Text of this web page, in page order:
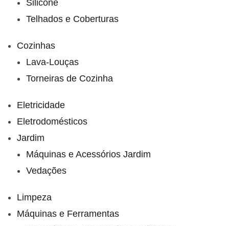
Silicone
Telhados e Coberturas
Cozinhas
Lava-Louças
Torneiras de Cozinha
Eletricidade
Eletrodomésticos
Jardim
Máquinas e Acessórios Jardim
Vedações
Limpeza
Máquinas e Ferramentas